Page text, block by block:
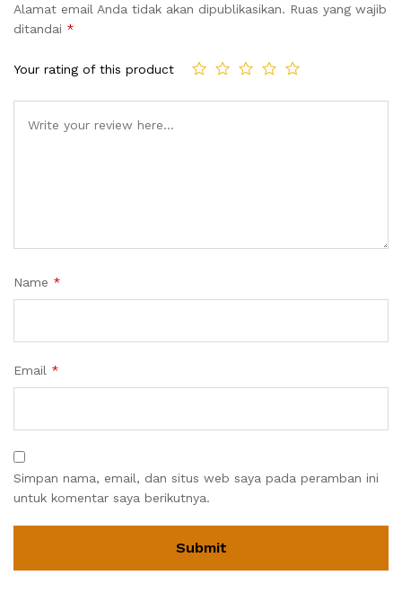
Alamat email Anda tidak akan dipublikasikan. Ruas yang wajib
ditandai *
Your rating of this product
Name *
Email *
Simpan nama, email, dan situs web saya pada peramban ini
untuk komentar saya berikutnya.